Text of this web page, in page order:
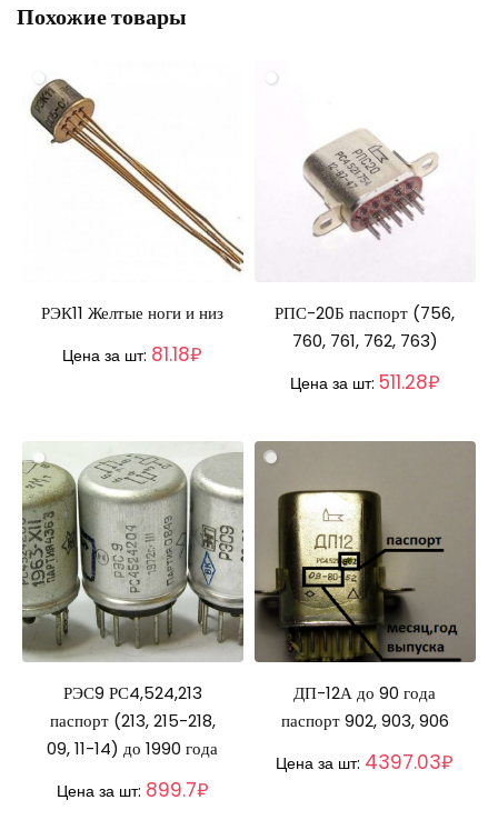
Похожие товары
РЭК11 Желтые ноги и низ
Цена за шт: 81.18₽
РПС-20Б паспорт (756,
760, 761, 762, 763)
Цена за шт: 511.28₽
РЭС9 РС4,524,213
паспорт (213, 215-218,
09, 11-14) до 1990 года
Цена за шт: 899.7₽
ДП-12А до 90 года
паспорт 902, 903, 906
Цена за шт: 4397.03₽